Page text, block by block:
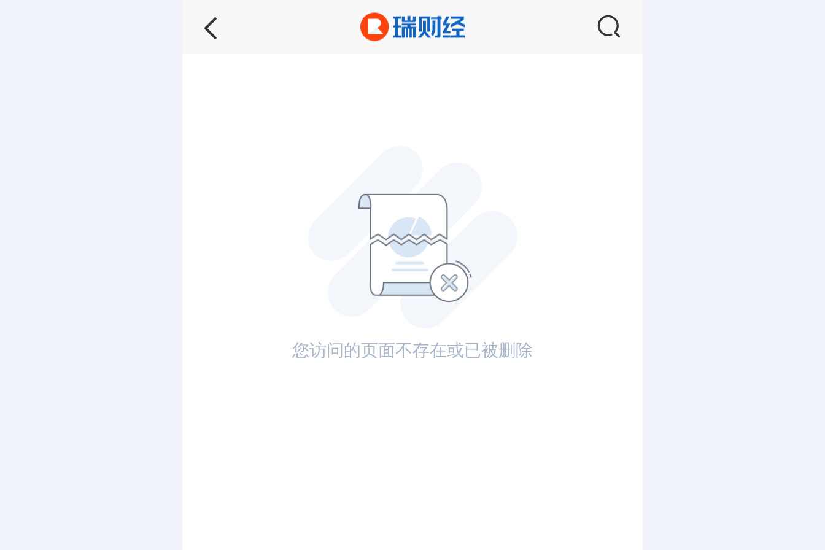
您访问的页面不存在或已被删除